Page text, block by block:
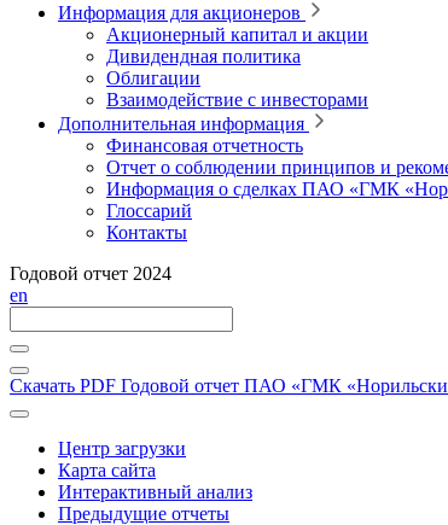
Информация для акционеров
Акционерный капитал и акции
Дивидендная политика
Облигации
Взаимодействие с инвесторами
Дополнительная информация
Финансовая отчетность
Отчет о соблюдении принципов и
Информация о сделках ПАО «ГМК
Глоссарий
Контакты
Годовой отчет 2024
en
Скачать PDF Годовой отчет ПАО «ГМК
Центр загрузки
Карта сайта
Интерактивный анализ
Предыдущие отчеты